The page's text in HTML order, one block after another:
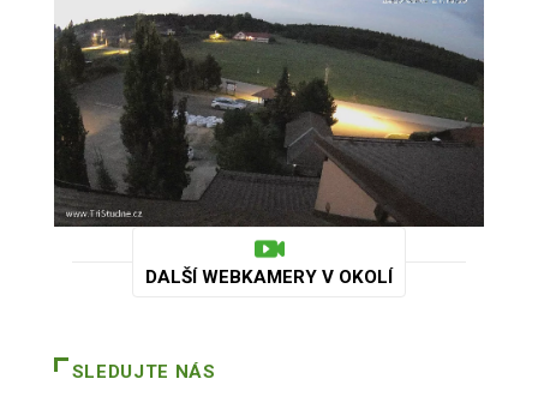
DALŠÍ WEBKAMERY V OKOLÍ
SLEDUJTE NÁS